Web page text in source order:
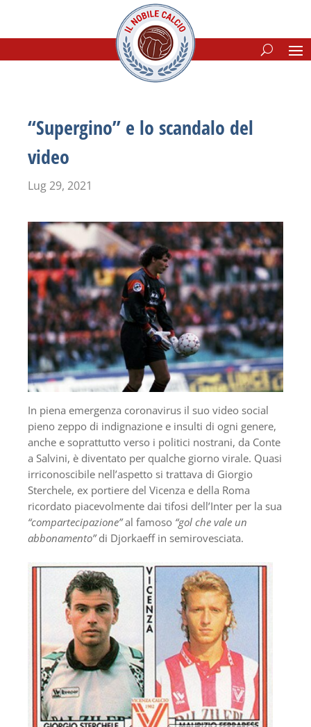
“Supergino” e lo scandalo del
video
Lug 29, 2021
In piena emergenza coronavirus il suo video social
pieno zeppo di indignazione e insulti di ogni genere,
anche e soprattutto verso i politici nostrani, da Conte
a Salvini, è diventato per qualche giorno virale. Quasi
irriconoscibile nell’aspetto si trattava di Giorgio
Sterchele, ex portiere del Vicenza e della Roma
ricordato piacevolmente dai tifosi dell’Inter per la sua
“compartecipazione”al famoso “gol che vale un
abbonamento”di Djorkaeff in semirovesciata.